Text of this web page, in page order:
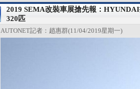
2019 SEMA改裝車展搶先報：
320匹
AUTONET記者：趙惠群(11/04/2019星期一)